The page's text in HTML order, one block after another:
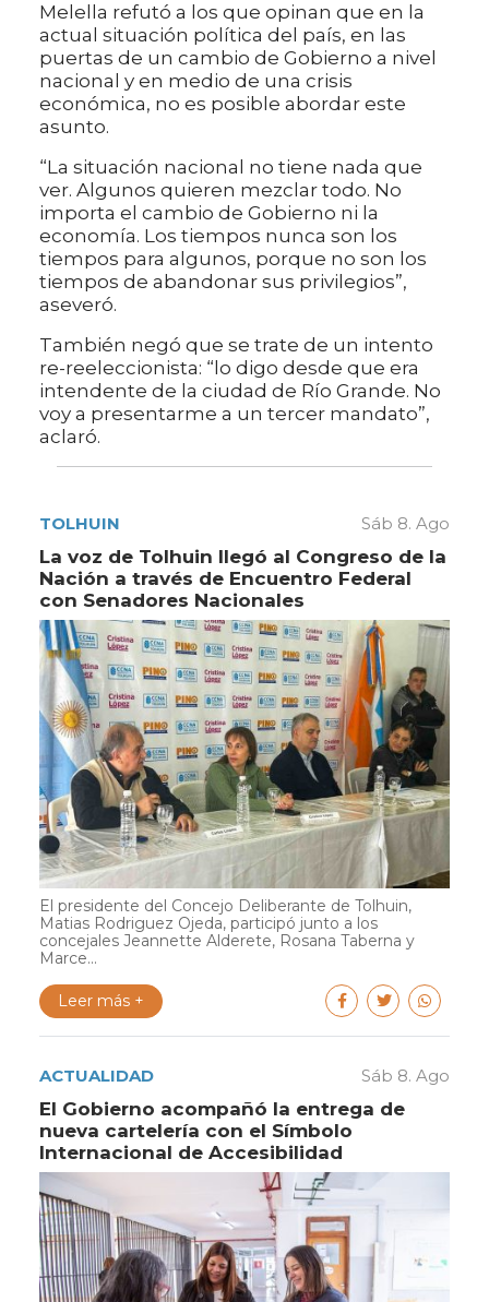
Melella refutó a los que opinan que en la
actual situación política del país, en las
puertas de un cambio de Gobierno a nivel
nacional y en medio de una crisis
económica, no es posible abordar este
asunto.
“La situación nacional no tiene nada que
ver. Algunos quieren mezclar todo. No
importa el cambio de Gobierno ni la
economía. Los tiempos nunca son los
tiempos para algunos, porque no son los
tiempos de abandonar sus privilegios”,
aseveró.
También negó que se trate de un intento
re-reeleccionista: “lo digo desde que era
intendente de la ciudad de Río Grande. No
voy a presentarme a un tercer mandato”,
aclaró.
TOLHUIN Sáb 8. Ago
La voz de Tolhuin llegó al Congreso de la
Nación a través de Encuentro Federal
con Senadores Nacionales
El presidente del Concejo Deliberante de Tolhuin,
Matias Rodriguez Ojeda, participó junto a los
concejales Jeannette Alderete, Rosana Taberna y
Marce...
Leer más +
ACTUALIDAD Sáb 8. Ago
El Gobierno acompañó la entrega de
nueva cartelería con el Símbolo
Internacional de Accesibilidad